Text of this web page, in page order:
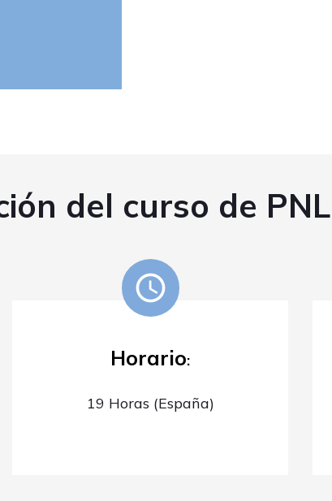
del curso de
Horario:
19 Horas (España)